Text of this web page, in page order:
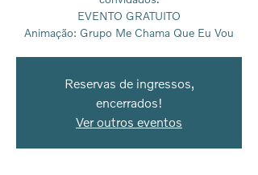
EVENTO GRATUITO
Animação: Grupo Me Chama Que Eu Vou
Reservas de ingressos,
encerrados!
Ver outros eventos